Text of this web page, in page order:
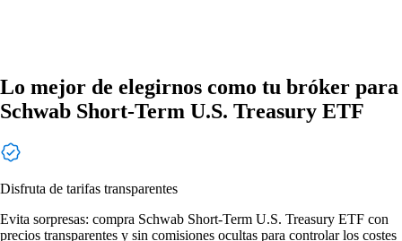
Lo mejor de elegirnos como tu bróker para
Schwab Short-Term U.S. Treasury ETF
Disfruta de tarifas transparentes
Evita sorpresas: compra Schwab Short-Term U.S. Treasury ETF con
precios transparentes y sin comisiones ocultas para controlar los costes